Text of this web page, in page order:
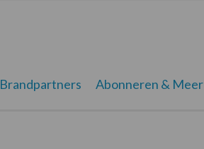
Brandpartners Abonneren & Meer